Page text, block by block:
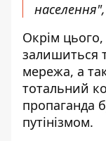
Окрім
залишиться
мережа, а
тотальний
пропаганда
путінізмом.